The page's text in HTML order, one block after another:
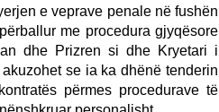
e veprave penale në fushën
me procedura gjyqësore
dhe Prizren si dhe Kryetari i
se ia ka dhënë tenderin
përmes procedurave të